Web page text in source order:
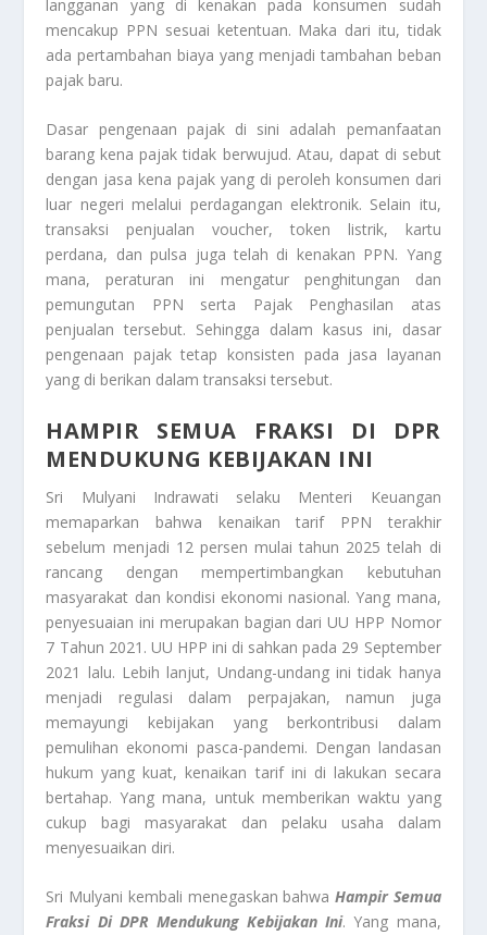
langganan yang di kenakan pada konsumen sudah
mencakup PPN sesuai ketentuan. Maka dari itu, tidak
ada pertambahan biaya yang menjadi tambahan beban
pajak baru.
Dasar pengenaan pajak di sini adalah pemanfaatan
barang kena pajak tidak berwujud. Atau, dapat di sebut
dengan jasa kena pajak yang di peroleh konsumen dari
luar negeri melalui perdagangan elektronik. Selain itu,
transaksi penjualan voucher, token listrik, kartu
perdana, dan pulsa juga telah di kenakan PPN. Yang
mana, peraturan ini mengatur penghitungan dan
pemungutan PPN serta Pajak Penghasilan atas
penjualan tersebut. Sehingga dalam kasus ini, dasar
pengenaan pajak tetap konsisten pada jasa layanan
yang di berikan dalam transaksi tersebut.
HAMPIR SEMUA FRAKSI DI DPR
MENDUKUNG KEBIJAKAN INI
Sri Mulyani Indrawati selaku Menteri Keuangan
memaparkan bahwa kenaikan tarif PPN terakhir
sebelum menjadi 12 persen mulai tahun 2025 telah di
rancang dengan mempertimbangkan kebutuhan
masyarakat dan kondisi ekonomi nasional. Yang mana,
penyesuaian ini merupakan bagian dari UU HPP Nomor
7 Tahun 2021. UU HPP ini di sahkan pada 29 September
2021 lalu. Lebih lanjut, Undang-undang ini tidak hanya
menjadi regulasi dalam perpajakan, namun juga
memayungi kebijakan yang berkontribusi dalam
pemulihan ekonomi pasca-pandemi. Dengan landasan
hukum yang kuat, kenaikan tarif ini di lakukan secara
bertahap. Yang mana, untuk memberikan waktu yang
cukup bagi masyarakat dan pelaku usaha dalam
menyesuaikan diri.
Sri Mulyani kembali menegaskan bahwa Hampir Semua
Fraksi Di DPR Mendukung Kebijakan Ini. Yang mana,